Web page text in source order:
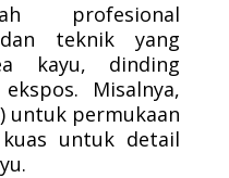
profesional
teknik yang
kayu, dinding
Misalnya,
untuk permukaan
untuk detail